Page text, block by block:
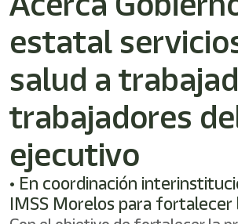
Este
directo
lector
de
pantalla
ayudarle
navegar
interactuar
estatal
salud a
trabajadores
ejecutivo
• En coordinación
IMSS Morelos para fortalecer